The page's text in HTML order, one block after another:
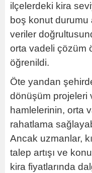
ilçelerdeki kira
boş konut durumu
veriler
orta vadeli çözüm
öğrenildi.
Öte yandan
dönüşüm projeleri
hamlelerinin, orta
rahatlama
Ancak uzmanlar,
talep artışı ve
kira fiyatlarında